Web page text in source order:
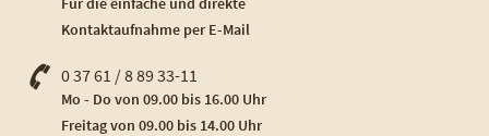
Kontaktaufnahme per E-Mail
0 37 61 / 8 89 33-11
Mo - Do von 09.00 bis 16.00 Uhr
Freitag von 09.00 bis 14.00 Uhr